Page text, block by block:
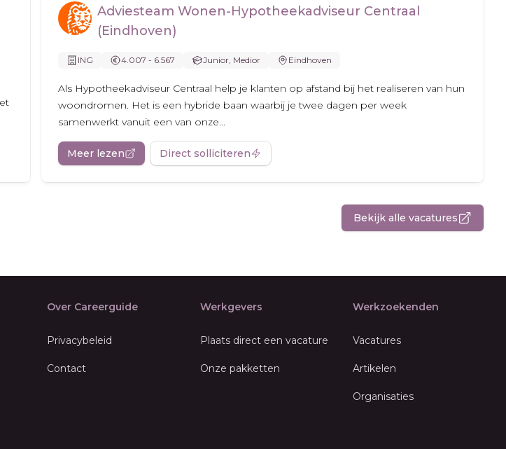
Adviesteam Wonen-Hypotheekadviseur Centraal
(Eindhoven)
ING 4.007 - 6.567 Junior, Medior Eindhoven
Als Hypotheekadviseur Centraal help je klanten op afstand bij het realiseren van hun
woondromen. Het is een hybride baan waarbij je twee dagen per week
samenwerkt vanuit een van onze...
Meer lezen Direct solliciteren
Bekijk alle vacatures
Over Careerguide
Privacybeleid
Contact
Werkgevers
Plaats direct een vacature
Onze pakketten
Werkzoekenden
Vacatures
Artikelen
Organisaties